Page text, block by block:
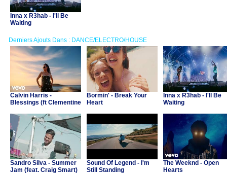
Inna x R3hab - I'll Be
Waiting
Derniers Ajouts Dans : DANCE/ELECTRO/HOUSE
Calvin Harris -
Blessings (ft Clementine
Bormin' - Break Your
Heart
Inna x R3hab - I'll Be
Waiting
Sandro Silva - Summer
Jam (feat. Craig Smart)
Sound Of Legend - I'm
Still Standing
The Weeknd - Open
Hearts